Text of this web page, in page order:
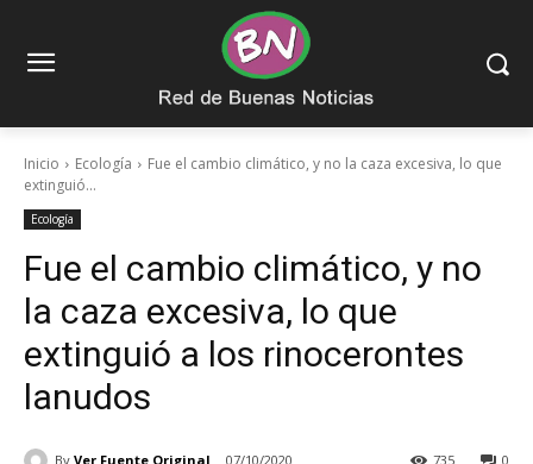
Inicio Ecología
Fue el cambio climático, y no la caza excesiva, lo que
extinguió...
Ecología
Fue el cambio climático, y no
la caza excesiva, lo que
extinguió a los rinocerontes
lanudos
By Ver Fuente Original 07/10/2020 0
735